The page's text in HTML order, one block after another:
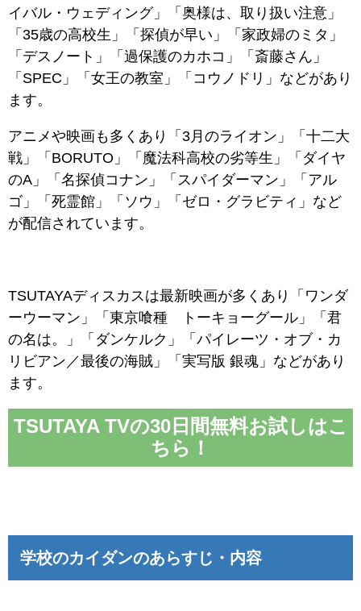
イバル・ウェディング」「奥様は、取り扱い注意」
「35歳の高校生」「探偵が早い」「家政婦のミタ」
「デスノート」「過保護のカホコ」「斎藤さん」
「SPEC」「女王の教室」「コウノドリ」などがあり
ます。
アニメや映画も多くあり「3月のライオン」「十二大
戦」「BORUTO」「魔法科高校の劣等生」「ダイヤ
のA」「名探偵コナン」「スパイダーマン」「アル
ゴ」「死霊館」「ソウ」「ゼロ・グラビティ」など
が配信されています。
TSUTAYAディスカスは最新映画が多くあり「ワンダ
ーウーマン」「東京喰種 トーキョーグール」「君
の名は。」「ダンケルク」「パイレーツ・オブ・カ
リビアン／最後の海賊」「実写版 銀魂」などがあり
ます。
TSUTAYA TVの30日間無料お試しはこ
ちら！
学校のカイダンのあらすじ・内容